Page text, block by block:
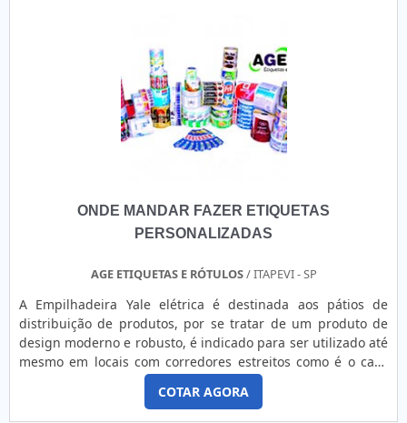
ONDE MANDAR FAZER ETIQUETAS
PERSONALIZADAS
AGE ETIQUETAS E RÓTULOS/ ITAPEVI - SP
A Empilhadeira Yale elétrica é destinada aos pátios de
distribuição de produtos, por se tratar de um produto de
design moderno e robusto, é indicado para ser utilizado até
mesmo em locais com corredores estreitos como é o caso
dos estoques de grande volume de armazenagem de
empresa fabricante de empilhadeiras de altíssima
COTAR AGORA